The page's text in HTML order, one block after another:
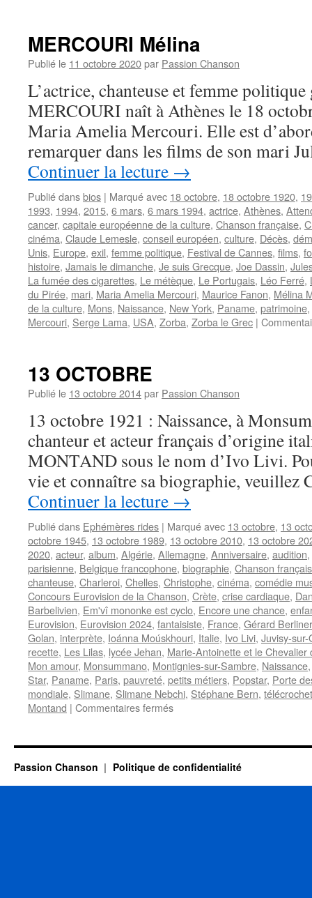
MERCOURI Mélina
Publié le 11 octobre 2020par Passion Chanson
L’actrice, chanteuse et femme
MERCOURI naît à Athènes le 18
Maria Amelia Mercouri. Elle est
remarquer dans les films de son mari
Continuer la lecture →
Publié dansbios | Marqué avec 18 octobre, 18 octobre 1920,
1993, 1994, 2015, 6 mars, 6 mars 1994, actrice, Athènes,
cancer, capitale européenne de la culture, Chanson française,
cinéma, Claude Lemesle, conseil européen, culture, Décès,
Unis, Europe, exil, femme politique, Festival de Cannes, films,
histoire, Jamais le dimanche, Je suis Grecque, Joe Dassin,
La fumée des cigarettes, Le métèque, Le Portugais, Léo Ferré,
du Pirée, mari, Maria Amelia Mercouri, Maurice Fanon, Mélina
de la culture, Mons, Naissance, New York, Paname, patrimoine,
Mercouri, Serge Lama, USA, Zorba, Zorba le Grec |
13 OCTOBRE
Publié le 13 octobre 2014par Passion Chanson
13 octobre 1921 : Naissance, à
chanteur et acteur français d’origine
MONTAND sous le nom d’Ivo Livi.
vie et connaître sa biographie,
Continuer la lecture →
Publié dans Ephémères rides | Marqué avec 13 octobre, 13
octobre 1945, 13 octobre 1989, 13 octobre 2010, 13 octobre
2020, acteur, album, Algérie, Allemagne, Anniversaire, audition,
parisienne, Belgique francophone, biographie, Chanson
chanteuse, Charleroi, Chelles, Christophe, cinéma, comédie
Concours Eurovision de la Chanson, Crète, crise cardiaque,
Barbelivien, Em'vî mononke est cyclo, Encore une chance,
Eurovision, Eurovision 2024, fantaisiste, France, Gérard Berliner
Golan, interprète, Ioánna Moúskhouri, Italie, Ivo Livi, Juvisy-sur-
recette, Les Lilas, lycée Jehan, Marie-Antoinette et le Chevalier
Mon amour, Monsummano, Montignies-sur-Sambre, Naissance
Star, Paname, Paris, pauvreté, petits métiers, Popstar, Porte
mondiale, Slimane, Slimane Nebchi, Stéphane Bern, télécrochet
Montand | Commentaires ferméssur
Passion Chanson Politique de confidentialité